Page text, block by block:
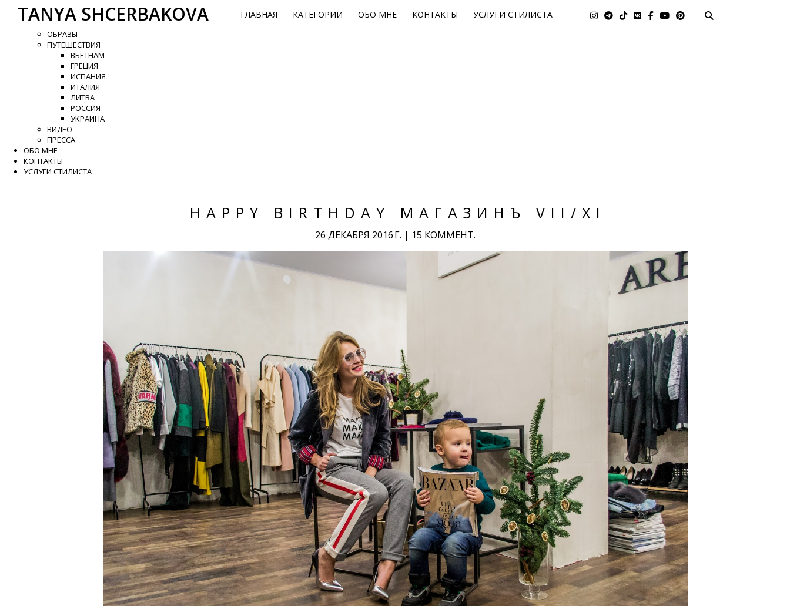
ГЛАВНАЯ
КАТЕГОРИИ
ОБРАЗЫ
ПУТЕШЕСТВИЯ
ВЬЕТНАМ
ГРЕЦИЯ
ИСПАНИЯ
ИТАЛИЯ
ЛИТВА
РОССИЯ
УКРАИНА
ВИДЕО
ПРЕССА
ОБО МНЕ
КОНТАКТЫ
УСЛУГИ СТИЛИСТА
HAPPY BIRTHDAY МАГАЗИНЪ VII/XI
26 ДЕКАБРЯ 2016 Г. | 15 КОММЕНТ.
TANYA SHCERBAKOVA ГЛАВНАЯ КАТЕГОРИИ ОБО МНЕ КОНТАКТЫ УСЛУГИ СТИЛИСТА